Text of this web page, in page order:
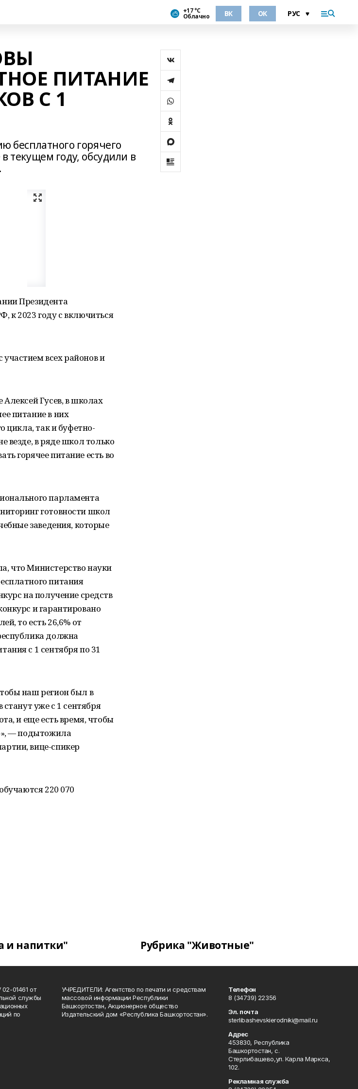
+17 °С
Облачно ВК ОК
ПИТАНИЕ
С 1
бесплатного горячего
текущем году, обсудили в
Президента
к 2023 году с включиться
всех районов и
Гусев, в школах
питание в них
цикла, так и буфетно-
везде, в ряде школ только
горячее питание есть во
парламента
готовности школ
заведения, которые
что Министерство науки
питания
на получение средств
и гарантировано
то есть 26,6% от
должна
с 1 сентября по 31
наш регион был в
уже с 1 сентября
и еще есть время, чтобы
— подытожила
вице-спикер
220 070
и напитки" Рубрика "Животные"
01461 от
службы
по
УЧРЕДИТЕЛИ: Агентство по печати и средствам
массовой информации Республики
Башкортостан, Акционерное общество
Издательский дом «Республика Башкортостан».
Телефон
8 (34739) 22356
Эл. почта
sterlibashevskierodniki@mail.ru
Адрес
453830, Республика
Башкортостан, c.
Стерлибашево,ул. Карла Маркса,
102.
Рекламная служба